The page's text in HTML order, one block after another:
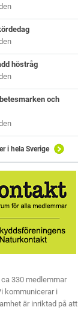
höstråg
och
i hela Sverige
330 medlemmar
kommunicerar i
är inriktad på att